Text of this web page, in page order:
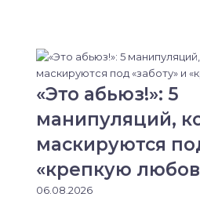
«Это абьюз!»: 5
манипуляций,
маскируются
«крепкую
06.08.2026